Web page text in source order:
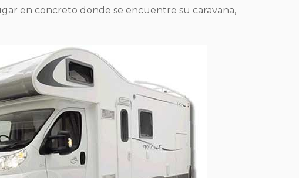
en concreto donde se encuentre su caravana,